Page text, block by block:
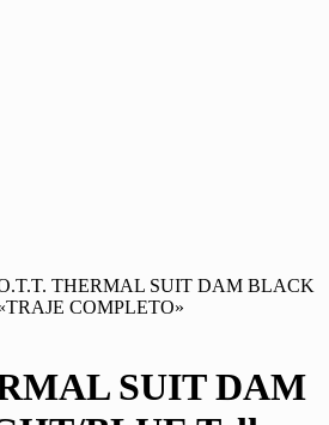
THERMAL SUIT DAM BLACK
COMPLETO»
SUIT DAM